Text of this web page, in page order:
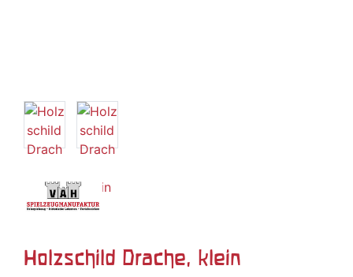
Holzschild Drache, klein